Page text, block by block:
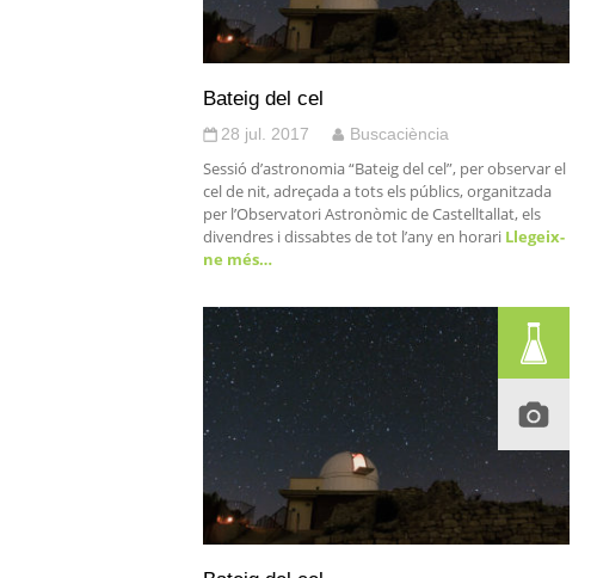
Bateig del cel
28 jul. 2017 Buscaciència
Sessió d’astronomia “Bateig del cel”, per observar el
cel de nit, adreçada a tots els públics, organitzada
per l’Observatori Astronòmic de Castelltallat, els
divendres i dissabtes de tot l’any en horari Llegeix-
ne més…